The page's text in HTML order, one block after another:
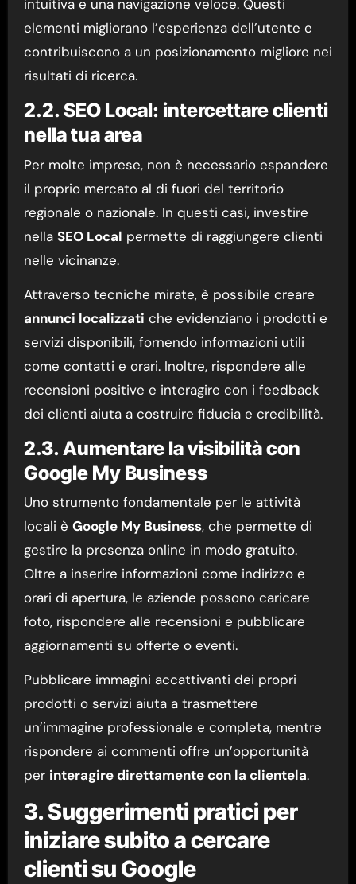
intuitiva e una navigazione veloce. Questi
elementi migliorano l’esperienza dell’utente e
contribuiscono a un posizionamento migliore nei
risultati di ricerca.
2.2. SEO Local: intercettare clienti
nella tua area
Per molte imprese, non è necessario espandere
il proprio mercato al di fuori del territorio
regionale o nazionale. In questi casi, investire
nella SEO Local permette di raggiungere clienti
nelle vicinanze.
Attraverso tecniche mirate, è possibile creare
annunci localizzati che evidenziano i prodotti e
servizi disponibili, fornendo informazioni utili
come contatti e orari. Inoltre, rispondere alle
recensioni positive e interagire con i feedback
dei clienti aiuta a costruire fiducia e credibilità.
2.3. Aumentare la visibilità con
Google My Business
Uno strumento fondamentale per le attività
locali è Google My Business, che permette di
gestire la presenza online in modo gratuito.
Oltre a inserire informazioni come indirizzo e
orari di apertura, le aziende possono caricare
foto, rispondere alle recensioni e pubblicare
aggiornamenti su offerte o eventi.
Pubblicare immagini accattivanti dei propri
prodotti o servizi aiuta a trasmettere
un’immagine professionale e completa, mentre
rispondere ai commenti offre un’opportunità
per interagire direttamente con la clientela.
3. Suggerimenti pratici per
iniziare subito a cercare
clienti su Google